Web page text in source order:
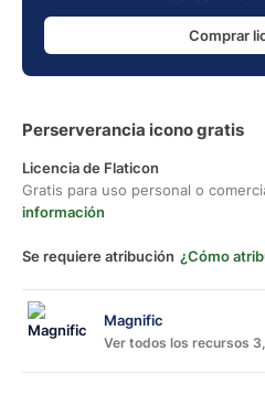
Comprar
Perserverancia icono gratis
Licencia de Flaticon
Gratis para uso personal o
información
Se requiere atribución ¿Cómo
Magnific
Ver todos los recursos